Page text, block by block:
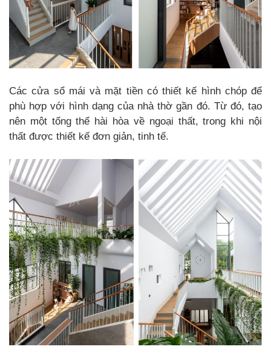
Các cửa sổ mái và mặt tiền có thiết kế hình chóp để
phù hợp với hình dạng của nhà thờ gần đó. Từ đó, tạo
nên một tổng thể hài hòa về ngoại thất, trong khi nội
thất được thiết kế đơn giản, tinh tế.